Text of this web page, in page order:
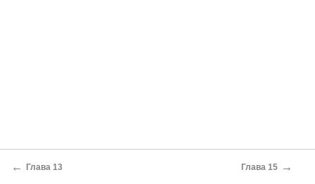
← Глава 13 Глава 15 →